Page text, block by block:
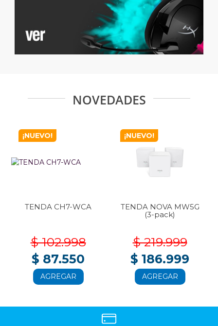
NOVEDADES
¡NUEVO!
TENDA CH7-WCA
$ 102.998
$ 87.550
AGREGAR
¡NUEVO!
TENDA NOVA MW5G
(3-pack)
$ 219.999
$ 186.999
AGREGAR